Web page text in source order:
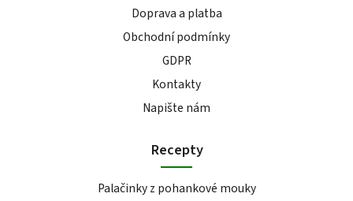
Doprava a platba
Obchodní podmínky
GDPR
Kontakty
Napište nám
Recepty
Palačinky z pohankové mouky